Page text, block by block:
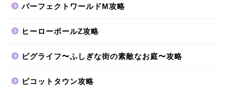
パーフェクトワールドM攻略
ヒーローボールZ攻略
ピグライフ〜ふしぎな街の素敵なお庭〜攻略
ピコットタウン攻略